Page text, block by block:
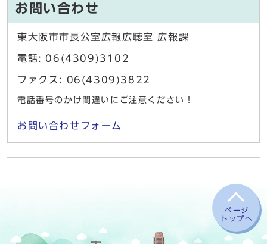
お問い合わせ
東大阪市市長公室広報広聴室 広報課
電話: 06(4309)3102
ファクス: 06(4309)3822
電話番号のかけ間違いにご注意ください！
お問い合わせフォーム
ページ
トップへ